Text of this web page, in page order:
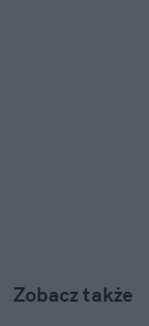
Zobacz także